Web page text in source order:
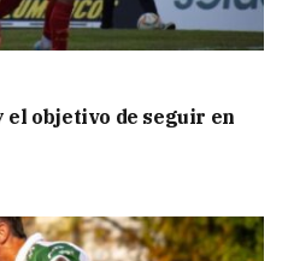
el objetivo de seguir en